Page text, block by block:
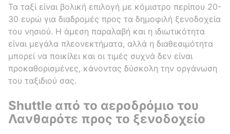
Τα ταξί είναι βολική επιλογή με κόμιστρο περίπου 20-
30 ευρώ για διαδρομές προς τα δημοφιλή ξενοδοχεία
του νησιού. Η άμεση παραλαβή και η ιδιωτικότητα
είναι μεγάλα πλεονεκτήματα, αλλά η διαθεσιμότητα
μπορεί να ποικίλει και οι τιμές συχνά δεν είναι
προκαθορισμένες, κάνοντας δύσκολη την οργάνωση
του ταξιδιού σας.
Shuttle από το αεροδρόμιο του
Λανθαρότε προς το ξενοδοχείο